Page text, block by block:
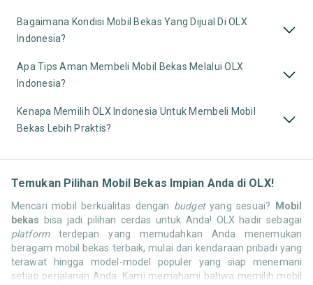
Bagaimana Kondisi Mobil Bekas Yang Dijual Di OLX
Indonesia?
Apa Tips Aman Membeli Mobil Bekas Melalui OLX
Indonesia?
Kenapa Memilih OLX Indonesia Untuk Membeli Mobil
Bekas Lebih Praktis?
Temukan Pilihan Mobil Bekas Impian Anda di OLX!
Mencari mobil berkualitas dengan budgetyang sesuai? Mobil
bekas bisa jadi pilihan cerdas untuk Anda! OLX hadir sebagai
platformterdepan yang memudahkan Anda menemukan
beragam mobil bekas terbaik, mulai dari kendaraan pribadi yang
terawat hingga model-model populer yang siap menemani
setiap perjalanan Anda. Kami memahami bahwa memilih mobil